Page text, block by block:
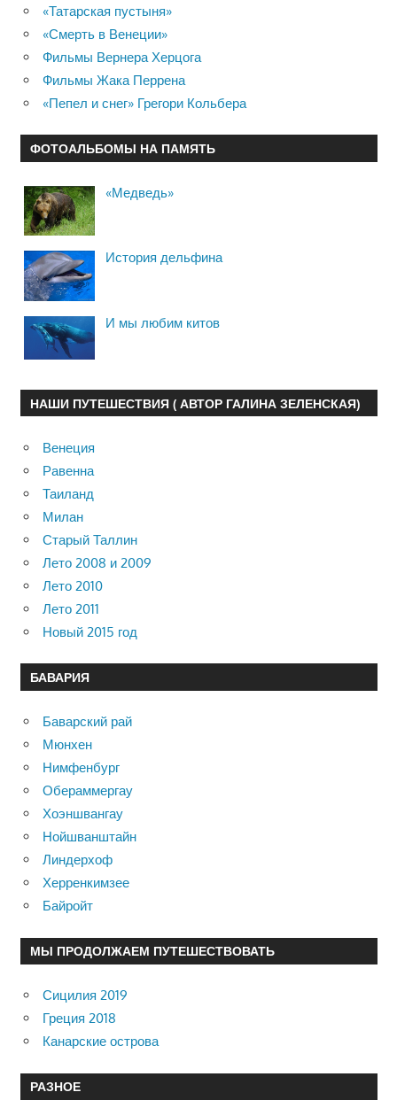
«Татарская пустыня»
«Смерть в Венеции»
Фильмы Вернера Херцога
Фильмы Жака Перрена
«Пепел и снег» Грегори Кольбера
ФОТОАЛЬБОМЫ НА ПАМЯТЬ
«Медведь»
История дельфина
И мы любим китов
НАШИ ПУТЕШЕСТВИЯ ( АВТОР ГАЛИНА ЗЕЛЕНСКАЯ)
Венеция
Равенна
Таиланд
Милан
Старый Таллин
Лето 2008 и 2009
Лето 2010
Лето 2011
Новый 2015 год
БАВАРИЯ
Баварский рай
Мюнхен
Нимфенбург
Обераммергау
Хоэншвангау
Нойшванштайн
Линдерхоф
Херренкимзее
Байройт
МЫ ПРОДОЛЖАЕМ ПУТЕШЕСТВОВАТЬ
Сицилия 2019
Греция 2018
Канарские острова
РАЗНОЕ